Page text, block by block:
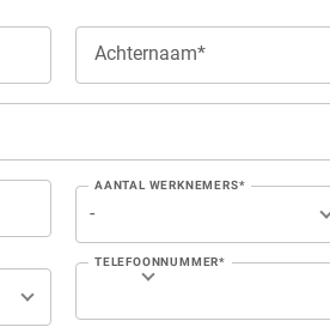
Achternaam*
AANTAL WERKNEMERS*
TELEFOONNUMMER*